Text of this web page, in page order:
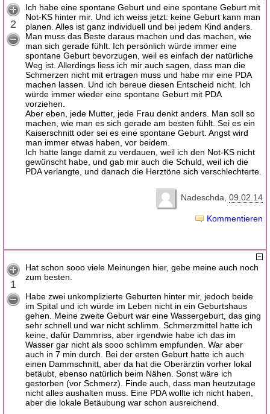
2
Ich habe eine spontane Geburt und eine spontane Geburt mit
Not-KS hinter mir. Und ich weiss jetzt: keine Geburt kann man
planen. Alles ist ganz individuell und bei jedem Kind anders.
Man muss das Beste daraus machen und das machen, wie
man sich gerade fühlt. Ich persönlich würde immer eine
spontane Geburt bevorzugen, weil es einfach der natürliche
Weg ist. Allerdings liess ich mir auch sagen, dass man die
Schmerzen nicht mit ertragen muss und habe mir eine PDA
machen lassen. Und ich bereue diesen Entscheid nicht. Ich
würde immer wieder eine spontane Geburt mit PDA
vorziehen.
Aber eben, jede Mutter, jede Frau denkt anders. Man soll so
machen, wie man es sich gerade am besten fühlt. Sei es ein
Kaiserschnitt oder sei es eine spontane Geburt. Angst wird
man immer etwas haben, vor beidem.
Ich hatte lange damit zu verdauen, weil ich den Not-KS nicht
gewünscht habe, und gab mir auch die Schuld, weil ich die
PDA verlangte, und danach die Herztöne sich verschlechterte.
Nadeschda 09.02.14
Kommentieren
1
Hat schon sooo viele Meinungen hier, gebe meine auch noch
zum besten.
Habe zwei unkomplizierte Geburten hinter mir, jedoch beide
im Spital und ich würde im Leben nicht in ein Geburtshaus
gehen. Meine zweite Geburt war eine Wassergeburt, das ging
sehr schnell und war nicht schlimm. Schmerzmittel hatte ich
keine, dafür Dammriss, aber irgendwie habe ich das im
Wasser gar nicht als sooo schlimm empfunden. War aber
auch in 7 min durch. Bei der ersten Geburt hatte ich auch
einen Dammschnitt, aber da hat die Oberärztin vorher lokal
betäubt, ebenso natürlich beim Nähen. Sonst wäre ich
gestorben (vor Schmerz). Finde auch, dass man heutzutage
nicht alles aushalten muss. Eine PDA wollte ich nicht haben,
aber die lokale Betäubung war schon ausreichend.